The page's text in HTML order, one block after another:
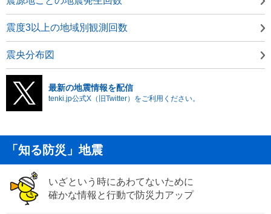
震度3以上の地域別観測回数
震央分布図
最新の地震情報を配信
tenki.jp公式X（旧Twitter）をご利用ください。
「知る防災」地震
いざという時にあわてないために
確かな情報と行動で防災力アップ